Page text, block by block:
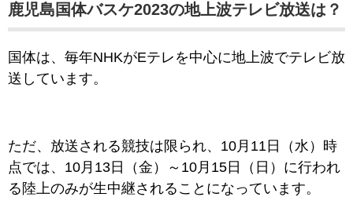
鹿児島国体バスケ2023の地上波テレビ放送は？
国体は、毎年NHKがEテレを中心に地上波でテレビ放
送しています。
ただ、放送される競技は限られ、10月11日（水）時
点では、10月13日（金）～10月15日（日）に行われ
る陸上のみが生中継されることになっています。